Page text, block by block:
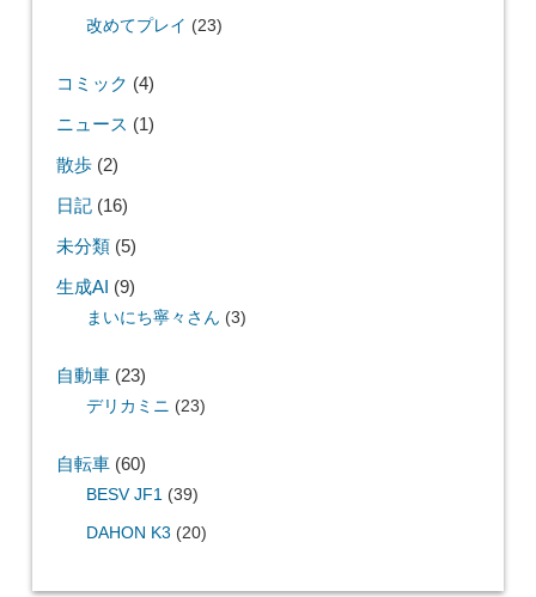
改めてプレイ (23)
コミック (4)
ニュース (1)
散歩(2)
日記(16)
未分類(5)
生成AI (9)
まいにち寧々さん (3)
自動車(23)
デリカミニ (23)
自転車(60)
BESV JF1 (39)
DAHON K3 (20)